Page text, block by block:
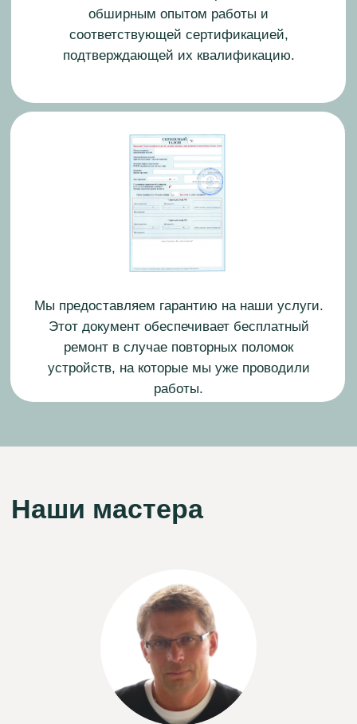
Опыт работы: 12 лет
Егор Смирнов
Инженер-электрик
Опыт работы: 14 лет
Замена датчика уровня воды
от 750 руб.
от 850 руб.
от 400 руб.
от 500 руб.